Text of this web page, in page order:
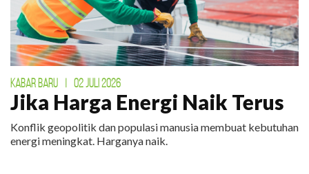
KABAR BARU | 02 JULI 2026
Jika Harga Energi Naik Terus
Konflik geopolitik dan populasi manusia membuat kebutuhan
energi meningkat. Harganya naik.